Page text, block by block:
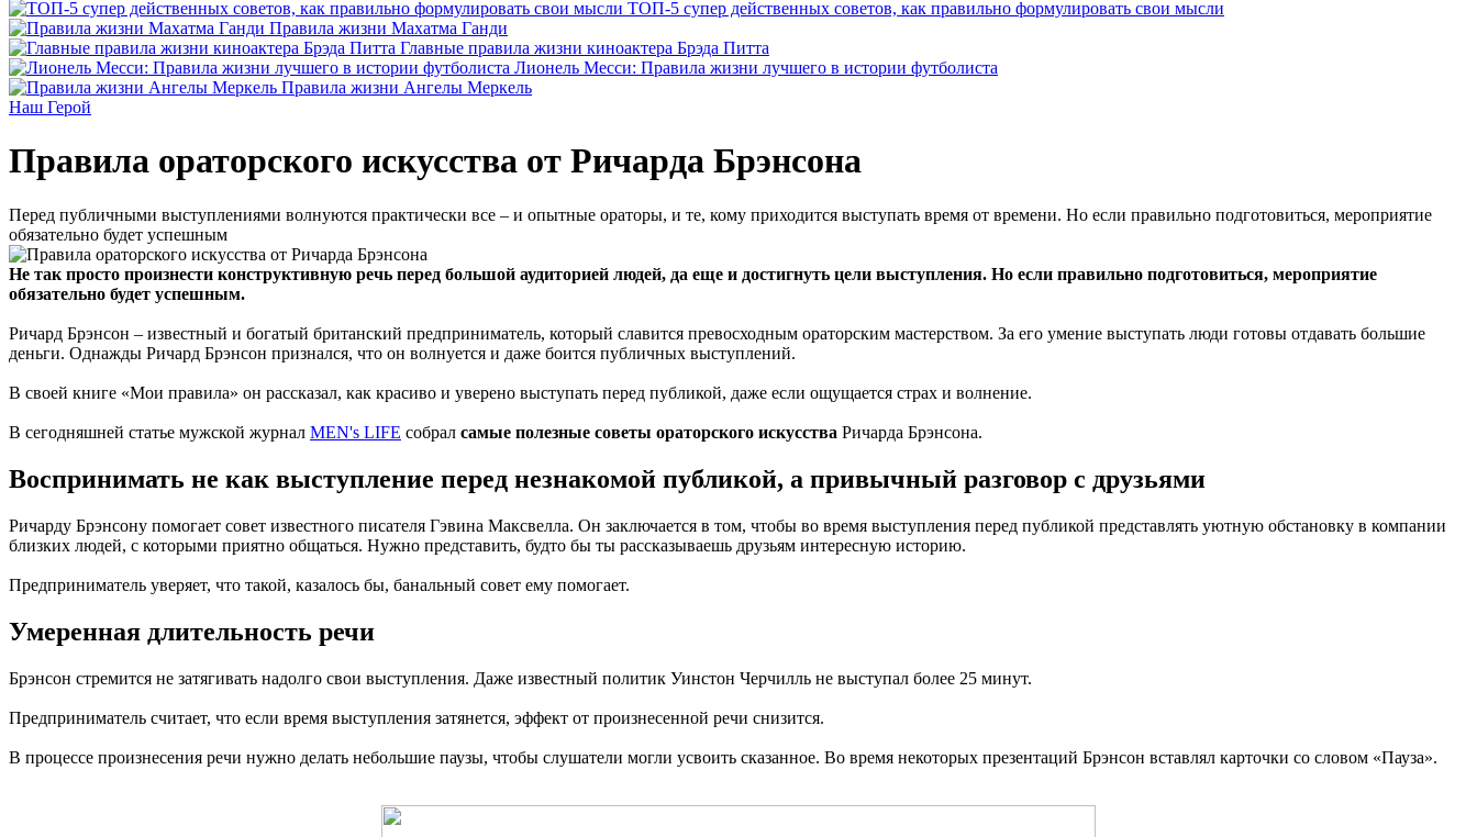
ТОП-5 супер действенных советов, как правильно формулировать свои мысли
Правила жизни Махатма Ганди
Главные правила жизни киноактера Брэда Питта
Лионель Месси: Правила жизни лучшего в истории футболиста
Правила жизни Ангелы Меркель
Наш Герой
Правила ораторского искусства от Ричарда Брэнсона
Перед публичными выступлениями волнуются практически все – и опытные ораторы, и те, кому приходится выступать время от времени. Но если правильно подготовиться, мероприятие
обязательно будет успешным
Не так просто произнести конструктивную речь перед большой аудиторией людей, да еще и достигнуть цели выступления. Но если правильно подготовиться, мероприятие
обязательно будет успешным.
Ричард Брэнсон – известный и богатый британский предприниматель, который славится превосходным ораторским мастерством. За его умение выступать люди готовы отдавать большие
деньги. Однажды Ричард Брэнсон признался, что он волнуется и даже боится публичных выступлений.
В своей книге «Мои правила» он рассказал, как красиво и уверено выступать перед публикой, даже если ощущается страх и волнение.
В сегодняшней статье мужской журнал MEN's LIFE собрал самые полезные советы ораторского искусства Ричарда Брэнсона.
Воспринимать не как выступление перед незнакомой публикой, а привычный разговор с друзьями
Ричарду Брэнсону помогает совет известного писателя Гэвина Максвелла. Он заключается в том, чтобы во время выступления перед публикой представлять уютную обстановку в компании
близких людей, с которыми приятно общаться. Нужно представить, будто бы ты рассказываешь друзьям интересную историю.
Предприниматель уверяет, что такой, казалось бы, банальный совет ему помогает.
Умеренная длительность речи
Брэнсон стремится не затягивать надолго свои выступления. Даже известный политик Уинстон Черчилль не выступал более 25 минут.
Предприниматель считает, что если время выступления затянется, эффект от произнесенной речи снизится.
В процессе произнесения речи нужно делать небольшие паузы, чтобы слушатели могли усвоить сказанное. Во время некоторых презентаций Брэнсон вставлял карточки со словом «Пауза».